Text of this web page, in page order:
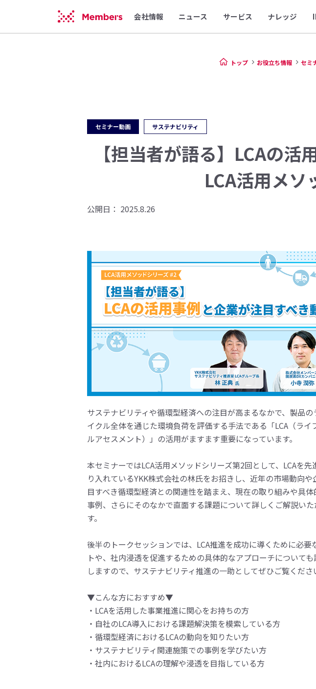
会社情報 ニュース サービス ナレッジ
トップ お役立ち情報 セミ
セミナー動画 サステナビリティ
【担当者が語る】LCAの
LCA活用メソ
公開日： 2025.8.26
サステナビリティや循環型経済への注目が高まるなかで、製品の
イクル全体を通じた環境負荷を評価する手法である「LCA（ライ
ルアセスメント）」の活用がますます重要になっています。
本セミナーではLCA活用メソッドシリーズ第2回として、LCAを先
り入れているYKK株式会社の林氏をお招きし、近年の市場動向や
目すべき循環型経済との関連性を踏まえ、現在の取り組みや具体
事例、さらにそのなかで直面する課題について詳しくご解説いた
す。
後半のトークセッションでは、LCA推進を成功に導くために必要
トや、社内浸透を促進するための具体的なアプローチについて
しますので、サステナビリティ推進の一助としてぜひご覧くださ
▼こんな方におすすめ▼
・LCAを活用した事業推進に関心をお持ちの方
・自社のLCA導入における課題解決策を模索している方
・循環型経済におけるLCAの動向を知りたい方
・サステナビリティ関連施策での事例を学びたい方
・社内におけるLCAの理解や浸透を目指している方